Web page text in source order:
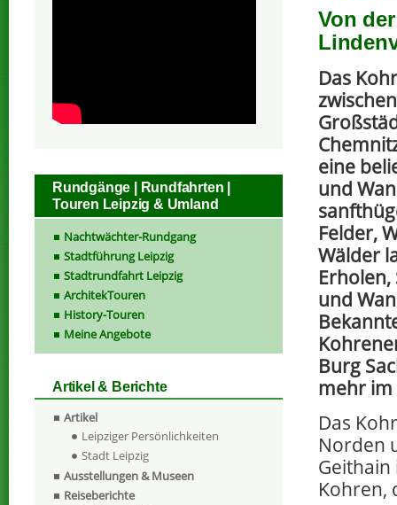
Von
Das
eine
und
Felder,
Wälder
und
Burg
mehr im
Das
Norden
Kohren,
Rundgänge | Rundfahrten |
Touren Leipzig & Umland
Nachtwächter-Rundgang
Stadtführung Leipzig
Stadtrundfahrt Leipzig
ArchitekTouren
History-Touren
Meine Angebote
Artikel & Berichte
Artikel
Leipziger Persönlichkeiten
Stadt Leipzig
Ausstellungen & Museen
Reiseberichte